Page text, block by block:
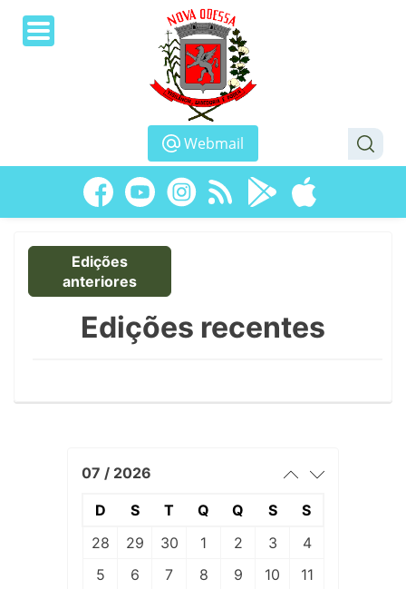
Webmail
Edições
anteriores
Edições recentes
07 / 2026
D S T Q Q S
S
28
29 30 1 2 3
4
5
6 7 8 9 10
11